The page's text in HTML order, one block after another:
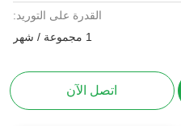
القدرة على التوريد:
اتصل الآن